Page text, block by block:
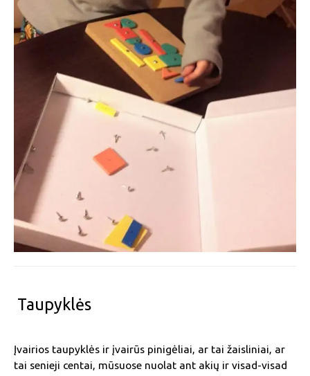
Taupyklės
Įvairios taupyklės ir įvairūs pinigėliai, ar tai žaisliniai, ar
tai senieji centai, mūsuose nuolat ant akių ir visad-visad